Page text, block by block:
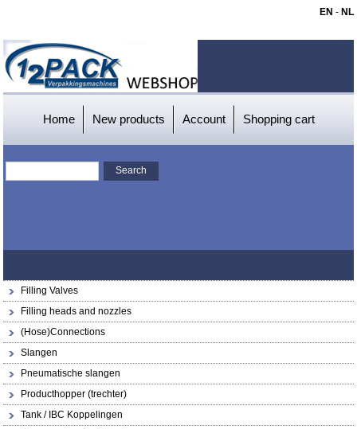
EN - NL
Home New products Account Shopping cart
Filling Valves
Filling heads and nozzles
(Hose)Connections
Slangen
Pneumatische slangen
Producthopper (trechter)
Tank / IBC Koppelingen